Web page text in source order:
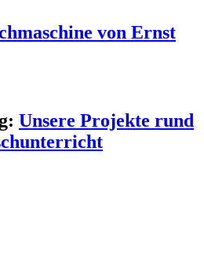
von Ernst
Unsere Projekte rund